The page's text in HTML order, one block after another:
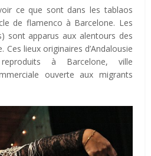
ce que sont dans les tablaos
de flamenco à Barcelone. Les
sont apparus aux alentours des
Ces lieux originaires d’Andalousie
à Barcelone, ville
ouverte aux migrants